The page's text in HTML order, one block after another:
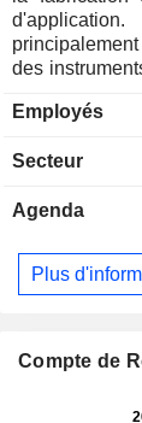
des
que des
produits
automates
marketing par
Employés
Secteur
Agenda
Plus
Compte de